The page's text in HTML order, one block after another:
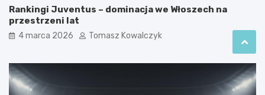
Rankingi Juventus – dominacja we Włoszech na
przestrzeni lat
4 marca 2026 Tomasz Kowalczyk